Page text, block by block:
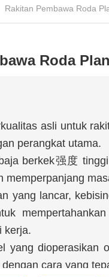
Rakitan Pembawa Roda
Roda
asli untuk
perangkat utama.
berkek强度
memperpanjang
yang lancar,
kerja.
yang dioperasikan
cara yang